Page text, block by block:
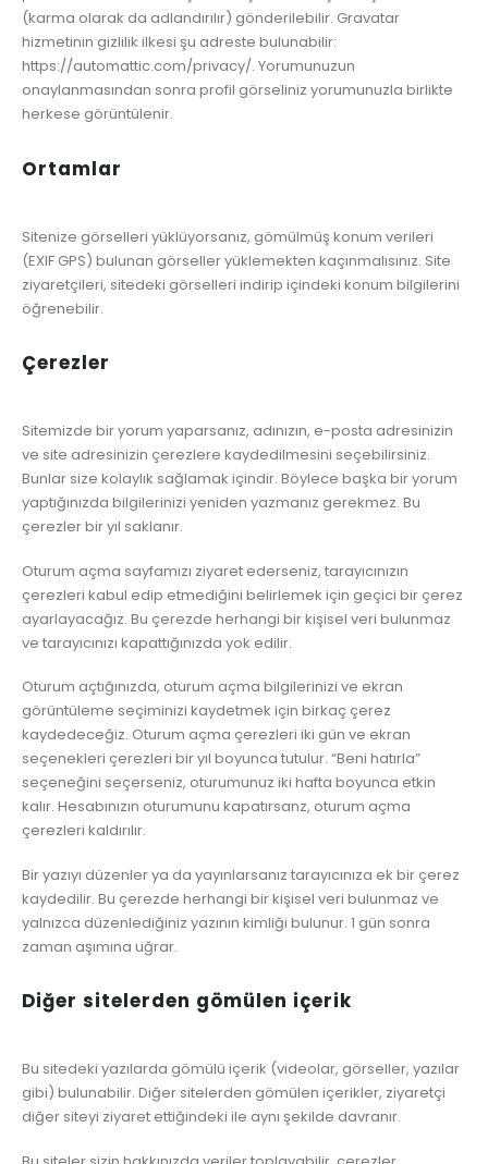
(karma olarak da adlandırılır) gönderilebilir. Gravatar
hizmetinin gizlilik ilkesi şu adreste bulunabilir:
https://automattic.com/privacy/. Yorumunuzun
onaylanmasından sonra profil görseliniz yorumunuzla birlikte
herkese görüntülenir.
Ortamlar
Sitenize görselleri yüklüyorsanız, gömülmüş konum verileri
(EXIF GPS) bulunan görseller yüklemekten kaçınmalısınız. Site
ziyaretçileri, sitedeki görselleri indirip içindeki konum bilgilerini
öğrenebilir.
Çerezler
Sitemizde bir yorum yaparsanız, adınızın, e-posta adresinizin
ve site adresinizin çerezlere kaydedilmesini seçebilirsiniz.
Bunlar size kolaylık sağlamak içindir. Böylece başka bir yorum
yaptığınızda bilgilerinizi yeniden yazmanız gerekmez. Bu
çerezler bir yıl saklanır.
Oturum açma sayfamızı ziyaret ederseniz, tarayıcınızın
çerezleri kabul edip etmediğini belirlemek için geçici bir çerez
ayarlayacağız. Bu çerezde herhangi bir kişisel veri bulunmaz
ve tarayıcınızı kapattığınızda yok edilir.
Oturum açtığınızda, oturum açma bilgilerinizi ve ekran
görüntüleme seçiminizi kaydetmek için birkaç çerez
kaydedeceğiz. Oturum açma çerezleri iki gün ve ekran
seçenekleri çerezleri bir yıl boyunca tutulur. “Beni hatırla”
seçeneğini seçerseniz, oturumunuz iki hafta boyunca etkin
kalır. Hesabınızın oturumunu kapatırsanz, oturum açma
çerezleri kaldırılır.
Bir yazıyı düzenler ya da yayınlarsanız tarayıcınıza ek bir çerez
kaydedilir. Bu çerezde herhangi bir kişisel veri bulunmaz ve
yalnızca düzenlediğiniz yazının kimliği bulunur. 1 gün sonra
zaman aşımına uğrar.
Diğer sitelerden gömülen içerik
Bu sitedeki yazılarda gömülü içerik (videolar, görseller, yazılar
gibi) bulunabilir. Diğer sitelerden gömülen içerikler, ziyaretçi
diğer siteyi ziyaret ettiğindeki ile aynı şekilde davranır.